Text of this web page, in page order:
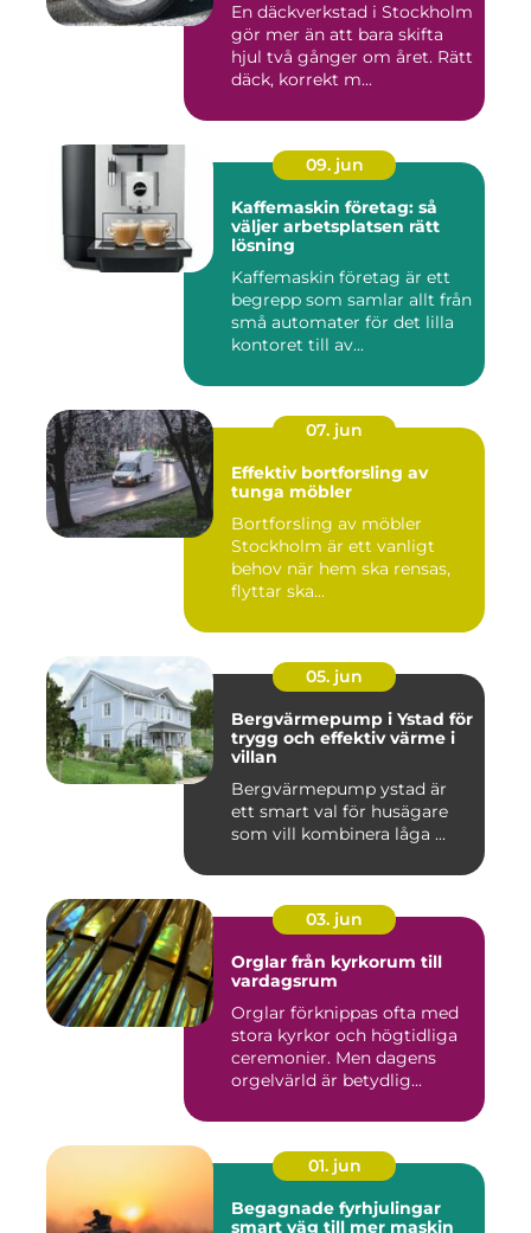
En däckverkstad i Stockholm
gör mer än att bara skifta
hjul två gånger om året. Rätt
däck, korrekt m...
09. jun
Kaffemaskin företag: så
väljer arbetsplatsen rätt
lösning
Kaffemaskin företag är ett
begrepp som samlar allt från
små automater för det lilla
kontoret till av...
07. jun
Effektiv bortforsling av
tunga möbler
Bortforsling av möbler
Stockholm är ett vanligt
behov när hem ska rensas,
flyttar ska...
05. jun
Bergvärmepump i Ystad för
trygg och effektiv värme i
villan
Bergvärmepump ystad är
ett smart val för husägare
som vill kombinera låga ...
03. jun
Orglar från kyrkorum till
vardagsrum
Orglar förknippas ofta med
stora kyrkor och högtidliga
ceremonier. Men dagens
orgelvärld är betydlig...
01. jun
Begagnade fyrhjulingar
smart väg till mer maskin